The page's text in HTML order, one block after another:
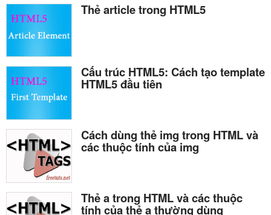
Thẻ article trong HTML5
Cấu trúc HTML5: Cách tạo template
HTML5 đầu tiên
Cách dùng thẻ img trong HTML và
các thuộc tính của img
Thẻ a trong HTML và các thuộc
tính của thẻ a thường dùng